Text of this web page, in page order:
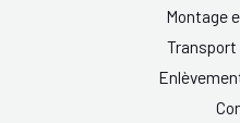
Montage
Transport